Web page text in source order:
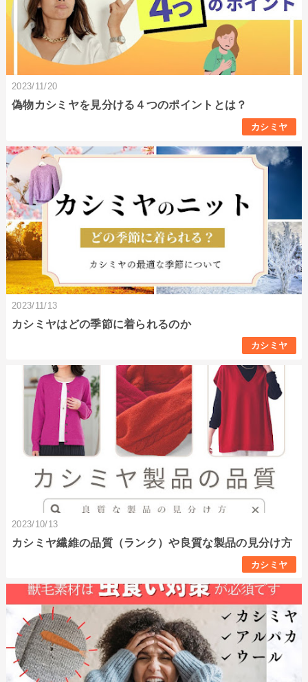
2023/11/20
偽物カシミヤを見分ける４つのポイントとは？
カシミヤ
2023/11/13
カシミヤはどの季節に着られるのか
カシミヤ
2023/10/13
カシミヤ繊維の品質（ランク）や良質な製品の見分け方
カシミヤ